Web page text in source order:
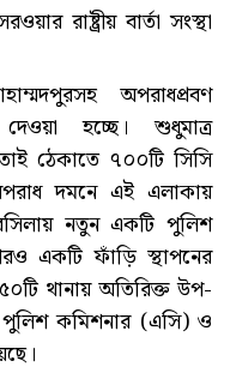
রাষ্ট্রীয় বার্তা সংস্থা
অপরাধপ্রবণ
হচ্ছে। শুধুমাত্র
ঠেকাতে ৭০০টি সিসি
দমনে এই এলাকায়
নতুন একটি পুলিশ
একটি ফাঁড়ি স্থাপনের
থানায় অতিরিক্ত উপ-
কমিশনার (এসি) ও